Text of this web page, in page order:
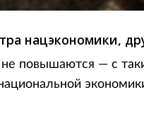
нацэкономики,
повышаются — с